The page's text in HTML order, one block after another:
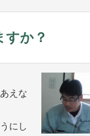
すか？
えな
にし